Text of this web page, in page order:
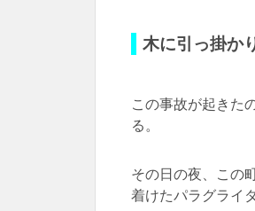
木に引っ掛か
この事故が起きた
る。
その日の夜、この
着けたパラグライ